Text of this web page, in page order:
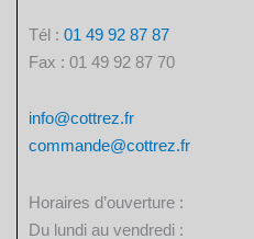
Tél : 01 49 92 87 87​
Fax : 01 49 92 87 70
info@cottrez.fr
commande@cottrez.fr
Horaires d’ouverture :
Du lundi au vendredi :